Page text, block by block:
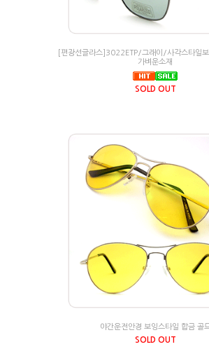
[편광선글라스]3022ETP/그래이/사각스타일
가벼운소재
SOLD OUT
야간운전안경 보잉스타일 합금 골
SOLD OUT